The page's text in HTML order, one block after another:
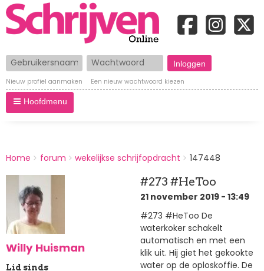
Gebruikersnaam Wachtwoord
Nieuw profiel aanmaken Een nieuw wachtwoord kiezen
Hoofdmenu
BREADCRUMBS
You
Home forum wekelijkse schrijfopdracht 147448
Willy Huisman
Lid sinds
#273 #HeToo
21 november 2019 - 13:49
#273 #HeToo De
waterkoker schakelt
automatisch en met een
klik uit. Hij giet het gekookte
water op de oploskoffie. De